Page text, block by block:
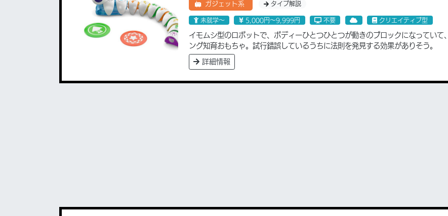
ガジェット系 タイプ解説
未就学〜 5,000円〜9,999円 不要 クリエイティブ型
イモムシ型のロボットで、ボディーひとつひとつが動きのブロックになってい
ング知育おもちゃ。試行錯誤しているうちに法則を発見する効果がありそう。
詳細情報